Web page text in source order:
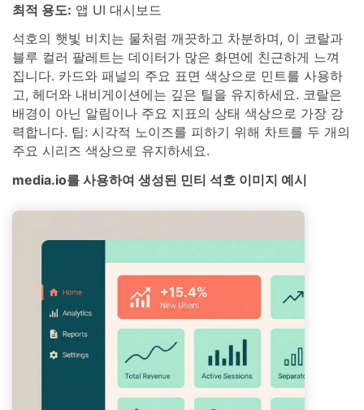
최적 용도: 앱 UI 대시보드
석호의 햇빛 비치는 물처럼 깨끗하고 차분하며, 이 코랄과
블루 컬러 팔레트는 데이터가 많은 화면에 친근하게 느껴
집니다. 카드와 패널의 주요 표면 색상으로 민트를 사용하
고, 헤더와 내비게이션에는 깊은 틸을 유지하세요. 코랄은
배경이 아닌 알림이나 주요 지표의 상태 색상으로 가장 강
력합니다. 팁: 시각적 노이즈를 피하기 위해 차트를 두 개의
주요 시리즈 색상으로 유지하세요.
media.io를 사용하여 생성된 민티 석호 이미지 예시